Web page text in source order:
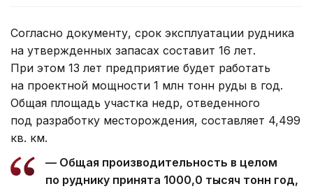
Согласно документу, срок эксплуатации рудника
на утвержденных запасах составит 16 лет.
При этом 13 лет предприятие будет работать
на проектной мощности 1 млн тонн руды в год.
Общая площадь участка недр, отведенного
под разработку месторождения, составляет 4,499
кв. км.
— Общая производительность в целом
по руднику принята 1000,0 тысяч тонн год,